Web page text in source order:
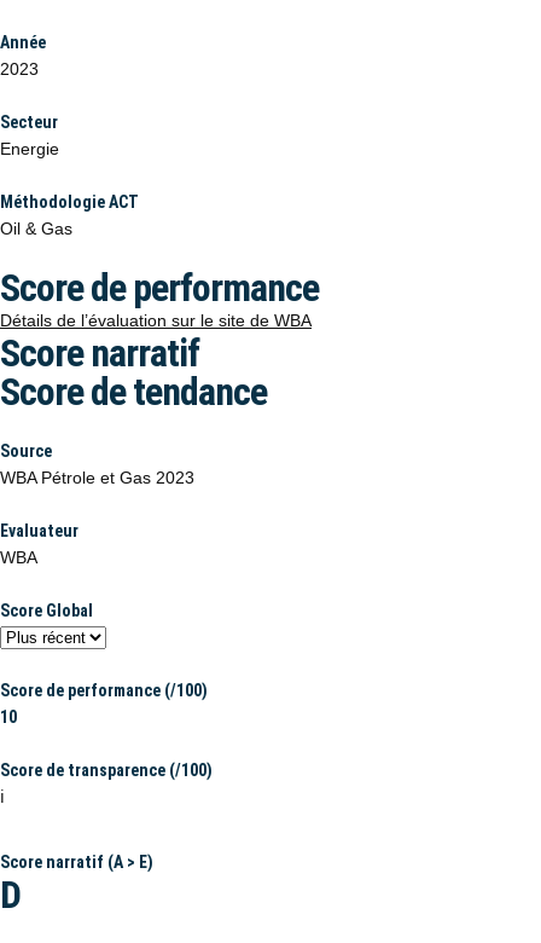
Année
2023
Secteur
Energie
Méthodologie ACT
Oil & Gas
Score de performance
Détails de l’évaluation sur le site de WBA
Score narratif
Score de tendance
Source
WBA Pétrole et Gas 2023
Evaluateur
WBA
Score Global
Score de performance (/100)
10
Score de transparence (/100)
ℹ️
Score narratif (A > E)
D